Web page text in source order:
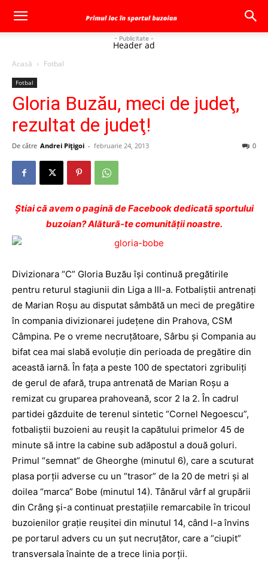
- Publicitate -
Header ad
Acasă Fotbal
Fotbal
Gloria Buzău, meci de judeţ,
rezultat de judeţ!
De către Andrei Pițigoi - februarie 24, 2013 0
Ştiai că avem o pagină de Facebook dedicată sportului
buzoian? Alătură-te comunității noastre.
Divizionara “C” Gloria Buzău îşi continuă pregătirile
pentru returul stagiunii din Liga a III-a. Fotbaliştii antrenaţi
de Marian Roşu au disputat sâmbătă un meci de pregătire
în compania divizionarei judeţene din Prahova, CSM
Câmpina. Pe o vreme necruţătoare, Sârbu şi Compania au
bifat cea mai slabă evoluţie din perioada de pregătire din
această iarnă. În faţa a peste 100 de spectatori zgribuliţi
de gerul de afară, trupa antrenată de Marian Roşu a
remizat cu gruparea prahoveană, scor 2 la 2. În cadrul
partidei găzduite de terenul sintetic “Cornel Negoescu”,
fotbaliştii buzoieni au reuşit la capătului primelor 45 de
minute să intre la cabine sub adăpostul a două goluri.
Primul “semnat” de Gheorghe (minutul 6), care a scuturat
plasa porţii adverse cu un “trasor” de la 20 de metri şi al
doilea “marca” Bobe (minutul 14). Tânărul vârf al grupării
din Crâng şi-a continuat prestaţiile remarcabile în tricoul
buzoienilor graţie reuşitei din minutul 14, când l-a învins
pe portarul advers cu un şut necruţător, care a “ciupit”
transversala înainte de a trece linia porţii.